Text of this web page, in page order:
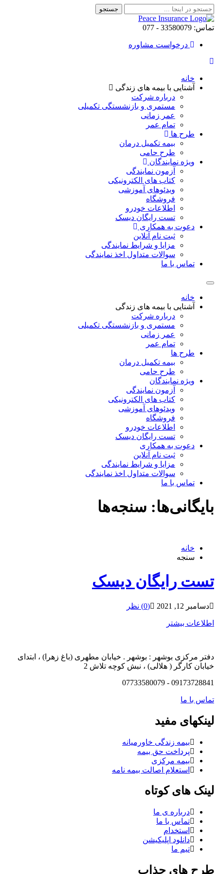
تماس: 33580079 - 077
درخواست مشاوره
خانه
آشنایی با بیمه های زندگی
درباره شرکت
مستمری و بازنشستگی تکمیلی
عمر زمانی
تمام عمر
طرح ها
بیمه تکمیل درمان
طرح حامی
ویژه نمایندگان
آزمون نمایندگی
کتاب های الکترونیکی
ویدئوهای آموزشی
فروشگاه
اطلاعات خودرو
تست رایگان دیسک
دعوت به همکاری
ثبت نام آنلاین
مزایا و شرایط نمایندگی
سوالات متداول اخذ نمایندگی
تماس با ما
خانه
آشنایی با بیمه های زندگی
درباره شرکت
مستمری و بازنشستگی تکمیلی
عمر زمانی
تمام عمر
طرح ها
بیمه تکمیل درمان
طرح حامی
ویژه نمایندگان
آزمون نمایندگی
کتاب های الکترونیکی
ویدئوهای آموزشی
فروشگاه
اطلاعات خودرو
تست رایگان دیسک
دعوت به همکاری
ثبت نام آنلاین
مزایا و شرایط نمایندگی
سوالات متداول اخذ نمایندگی
تماس با ما
بایگانی‌ها: سنجه‌ها
خانه
سنجه
تست رایگان دیسک
دسامبر 12, 2021 (0) نظر
اطلاعات بیشتر
دفتر مرکزی بوشهر : بوشهر . خیابان مطهری (باغ زهرا) ، ابتدای
خیابان کارگر ( هلالی) ، نبش کوچه تلاش 2
09173728841 - 07733580079
تماس با ما
لینکهای مفید
بیمه زندگی خاورمیانه
پرداخت حق بیمه
بیمه مرکزی
استعلام اصالت بیمه نامه
لینک های کوتاه
درباره ی ما
تماس با ما
استخدام
دانلود اپلیکیشن
تیم ما
طرح های جذاب